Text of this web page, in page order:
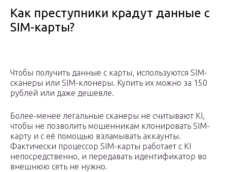
Как преступники крадут данные с
SIM-карты?
Чтобы получить данные с карты, используются SIM-
сканеры или SIM-клонеры. Купить их можно за 150
рублей или даже дешевле.
Более-менее легальные сканеры не считывают KI,
чтобы не позволить мошенникам клонировать SIM-
карту и с её помощью взламывать аккаунты.
Фактически процессор SIM-карты работает с KI
непосредственно, и передавать идентификатор во
внешнюю сеть не нужно.